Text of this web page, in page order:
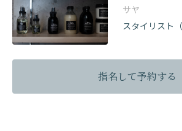
サヤ
スタイリスト（
指名して予約する